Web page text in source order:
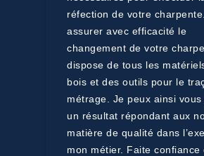
réfection de votre
assurer avec efficacité le
changement de votre
dispose de tous les
bois et des outils pour le
métrage. Je peux ainsi
un résultat répondant aux
matière de qualité dans
mon métier. Faite confiance